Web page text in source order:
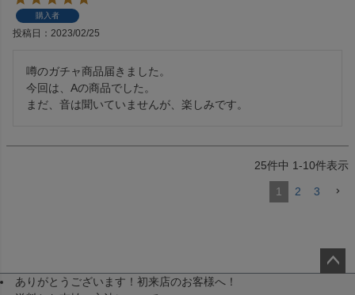
購入者
投稿日 2023/02/25
噂のガチャ商品届きました。
今回は、Aの商品でした。
まだ、音は聞いていませんが、楽しみです。
25件中 1-10件表示
1 2 3
ありがとうございます！初来店のお客様へ！